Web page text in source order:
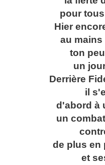
pour
Hier
au
ton
un
Derrière
il
d'abord à
un
de plus en
et